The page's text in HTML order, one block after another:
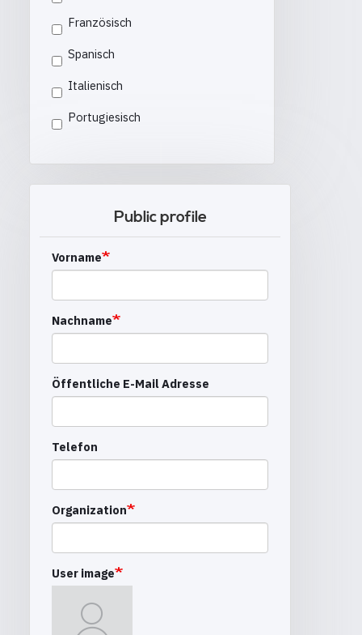
Französisch
Spanisch
Italienisch
Portugiesisch
Public profile
Vorname
Nachname
Öffentliche E-Mail Adresse
Telefon
Organization
User image